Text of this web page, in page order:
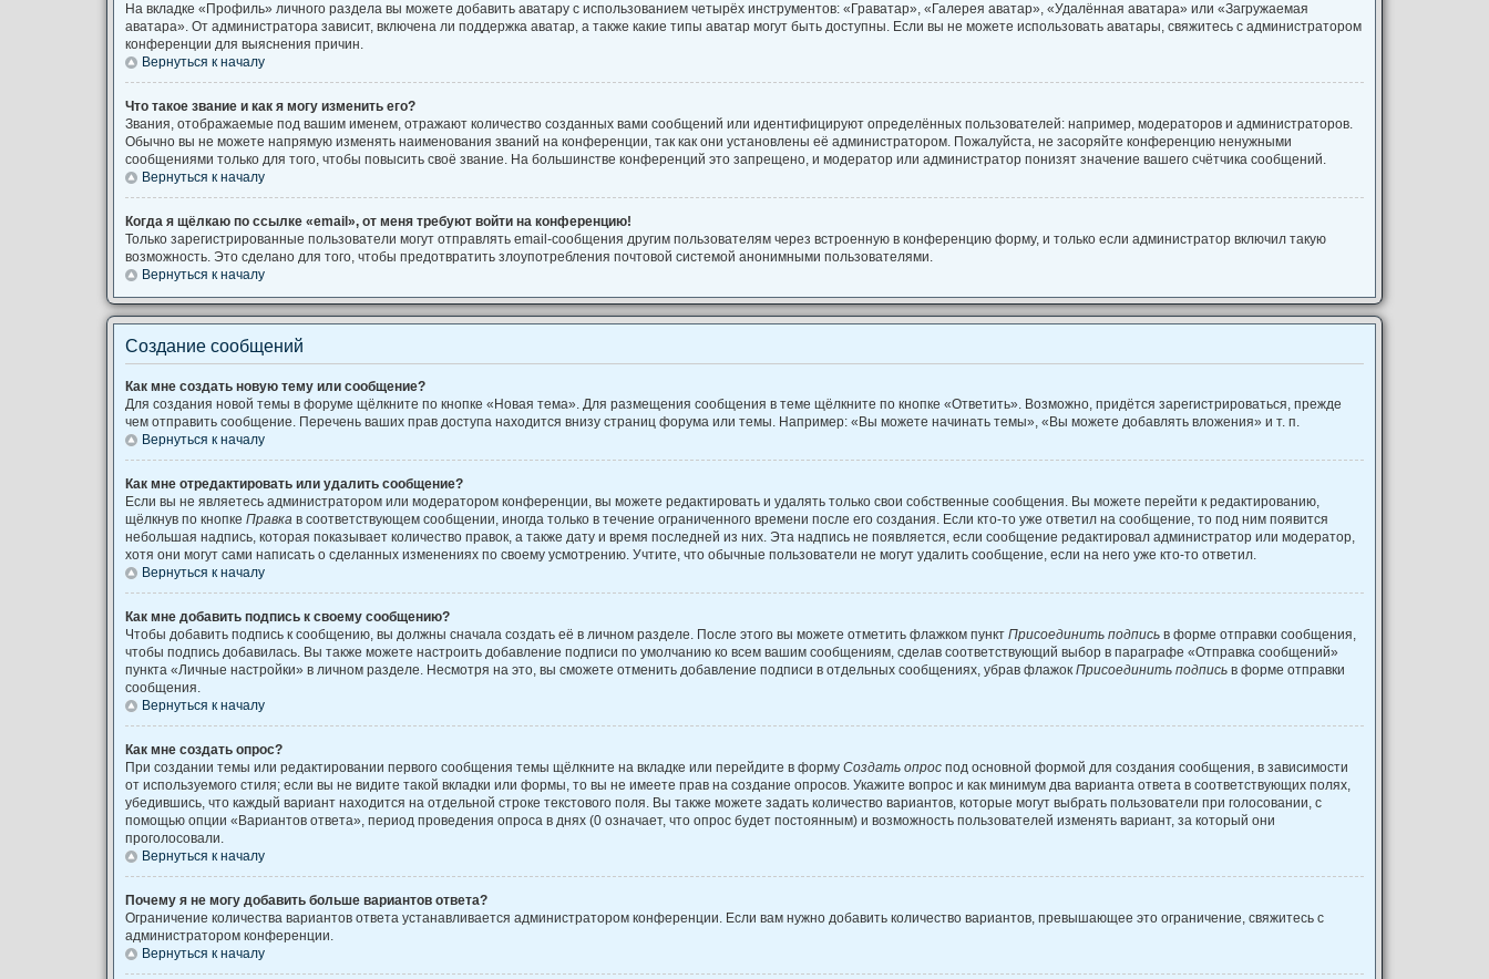
На вкладке «Профиль» личного раздела вы можете добавить аватару с использованием четырёх инструментов: «Граватар», «Галерея аватар», «Удалённая аватара» или «Загружаемая
аватара». От администратора зависит, включена ли поддержка аватар, а также какие типы аватар могут быть доступны. Если вы не можете использовать аватары, свяжитесь с администратором
конференции для выяснения причин.
Вернуться к началу
Что такое звание и как я могу изменить его?
Звания, отображаемые под вашим именем, отражают количество созданных вами сообщений или идентифицируют определённых пользователей: например, модераторов и администраторов.
Обычно вы не можете напрямую изменять наименования званий на конференции, так как они установлены её администратором. Пожалуйста, не засоряйте конференцию ненужными
сообщениями только для того, чтобы повысить своё звание. На большинстве конференций это запрещено, и модератор или администратор понизят значение вашего счётчика сообщений.
Вернуться к началу
Когда я щёлкаю по ссылке «email», от меня требуют войти на конференцию!
Только зарегистрированные пользователи могут отправлять email-сообщения другим пользователям через встроенную в конференцию форму, и только если администратор включил такую
возможность. Это сделано для того, чтобы предотвратить злоупотребления почтовой системой анонимными пользователями.
Вернуться к началу
Создание сообщений
Как мне создать новую тему или сообщение?
Для создания новой темы в форуме щёлкните по кнопке «Новая тема». Для размещения сообщения в теме щёлкните по кнопке «Ответить». Возможно, придётся зарегистрироваться, прежде
чем отправить сообщение. Перечень ваших прав доступа находится внизу страниц форума или темы. Например: «Вы можете начинать темы», «Вы можете добавлять вложения» и т. п.
Вернуться к началу
Как мне отредактировать или удалить сообщение?
Если вы не являетесь администратором или модератором конференции, вы можете редактировать и удалять только свои собственные сообщения. Вы можете перейти к редактированию,
щёлкнув по кнопке Правка в соответствующем сообщении, иногда только в течение ограниченного времени после его создания. Если кто-то уже ответил на сообщение, то под ним появится
небольшая надпись, которая показывает количество правок, а также дату и время последней из них. Эта надпись не появляется, если сообщение редактировал администратор или модератор,
хотя они могут сами написать о сделанных изменениях по своему усмотрению. Учтите, что обычные пользователи не могут удалить сообщение, если на него уже кто-то ответил.
Вернуться к началу
Как мне добавить подпись к своему сообщению?
Чтобы добавить подпись к сообщению, вы должны сначала создать её в личном разделе. После этого вы можете отметить флажком пункт Присоединить подпись в форме отправки сообщения,
чтобы подпись добавилась. Вы также можете настроить добавление подписи по умолчанию ко всем вашим сообщениям, сделав соответствующий выбор в параграфе «Отправка сообщений»
пункта «Личные настройки» в личном разделе. Несмотря на это, вы сможете отменить добавление подписи в отдельных сообщениях, убрав флажок Присоединить подпись в форме отправки
сообщения.
Вернуться к началу
Как мне создать опрос?
При создании темы или редактировании первого сообщения темы щёлкните на вкладке или перейдите в форму Создать опрос под основной формой для создания сообщения, в зависимости
от используемого стиля; если вы не видите такой вкладки или формы, то вы не имеете прав на создание опросов. Укажите вопрос и как минимум два варианта ответа в соответствующих полях,
убедившись, что каждый вариант находится на отдельной строке текстового поля. Вы также можете задать количество вариантов, которые могут выбрать пользователи при голосовании, с
помощью опции «Вариантов ответа», период проведения опроса в днях (0 означает, что опрос будет постоянным) и возможность пользователей изменять вариант, за который они
проголосовали.
Вернуться к началу
Почему я не могу добавить больше вариантов ответа?
Ограничение количества вариантов ответа устанавливается администратором конференции. Если вам нужно добавить количество вариантов, превышающее это ограничение, свяжитесь с
администратором конференции.
Вернуться к началу